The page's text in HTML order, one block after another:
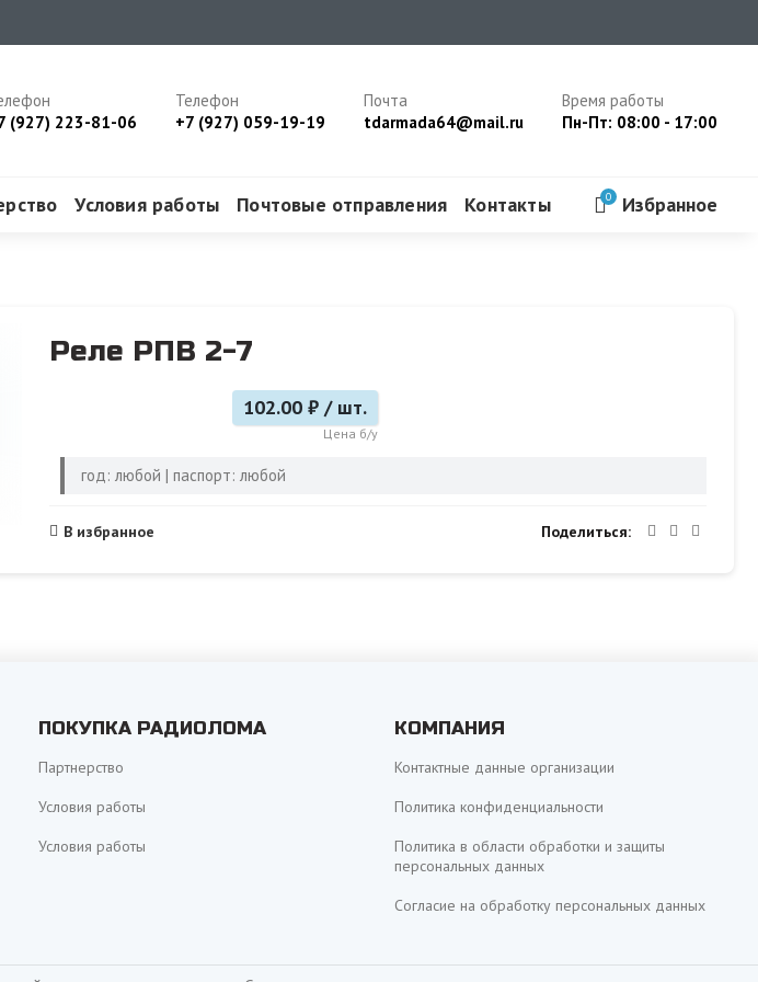
(927) 223-81-06
Телефон
+7 (927) 059-19-19
Почта
tdarmada64@mail.ru
Время работы
Пн-Пт: 08:00 - 17:00
Условия работы Почтовые отправления Контакты 0 Избранное
Реле РПВ 2-7
102.00 ₽ / шт.
Цена б/у
год: любой | паспорт: любой
В избранное Поделиться
ПОКУПКА РАДИОЛОМА
Партнерство
Условия работы
Условия работы
КОМПАНИЯ
Контактные данные организации
Политика конфиденциальности
Политика в области обработки и защиты
персональных данных
Согласие на обработку персональных данных